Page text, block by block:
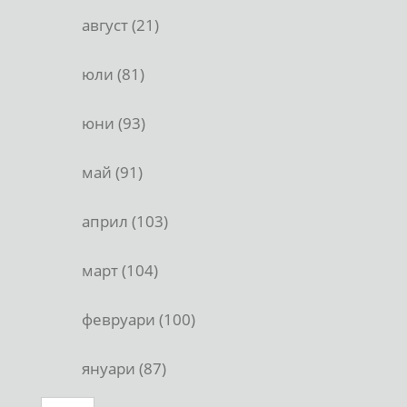
август (21)
юли (81)
юни (93)
май (91)
април (103)
март (104)
февруари (100)
януари (87)